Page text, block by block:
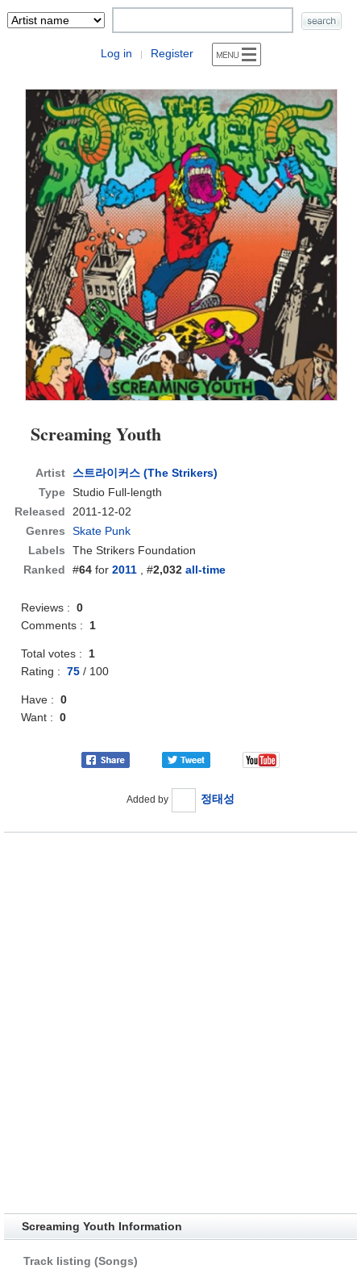
Log in | Register
Screaming Youth
Artist
스트라이커스 (The Strikers)
Type Studio Full-length
Released
2011-12-02
Genres
Skate Punk
Labels
The Strikers Foundation
Ranked
#64 for2011 , #2,032 all-time
Reviews :0
Comments :1
Total votes :1
Rating :75 / 100
Have :0
Want :0
Added by 정태성
Screaming Youth Information
Track listing (Songs)